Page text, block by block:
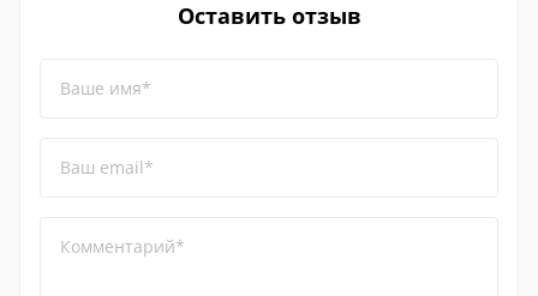
Оставить отзыв
Ваше имя*
Ваш email*
Комментарий*